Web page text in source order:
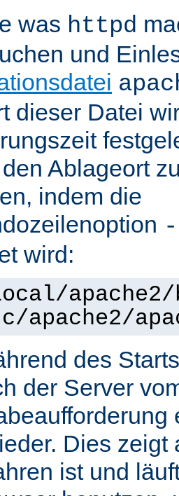
was httpd
und
dieser Datei
Ablageort
indem die
wird:
des
der Server
Dies zeigt
ist und